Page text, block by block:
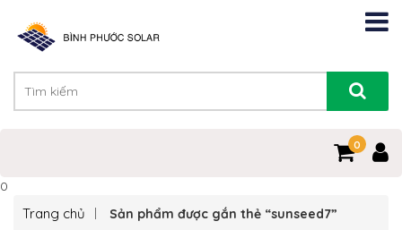
0
0
Trang chủ Sản phẩm được gắn thẻ “sunseed7”